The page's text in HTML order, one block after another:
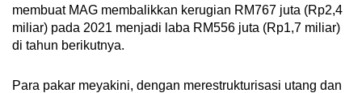
membuat MAG membalikkan kerugian RM767 juta (Rp2,4
miliar) pada 2021 menjadi laba RM556 juta (Rp1,7 miliar)
di tahun berikutnya.
Para pakar meyakini, dengan merestrukturisasi utang dan